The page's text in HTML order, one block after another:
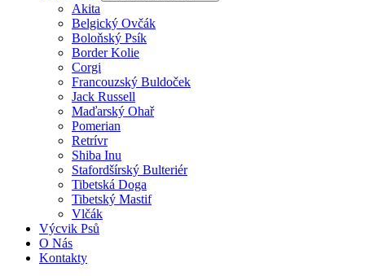
Akita
Belgický Ovčák
Boloňský Psík
Border Kolie
Corgi
Francouzský Buldoček
Jack Russell
Maďarský Ohař
Pomerian
Retrívr
Shiba Inu
Stafordšírský Bulteriér
Tibetská Doga
Tibetský Mastif
Vlčák
Výcvik Psů
O Nás
Kontakty